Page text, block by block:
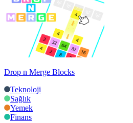
Drop n Merge Blocks
Teknoloji
Sağlık
Yemek
Finans